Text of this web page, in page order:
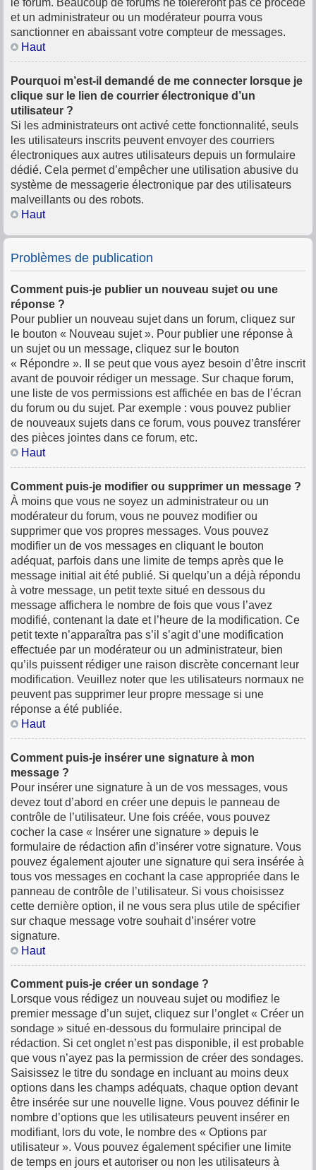
le forum. Beaucoup de forums ne toléreront pas ce procédé
et un administrateur ou un modérateur pourra vous
sanctionner en abaissant votre compteur de messages.
Haut
Pourquoi m’est-il demandé de me connecter lorsque je
clique sur le lien de courrier électronique d’un
utilisateur ?
Si les administrateurs ont activé cette fonctionnalité, seuls
les utilisateurs inscrits peuvent envoyer des courriers
électroniques aux autres utilisateurs depuis un formulaire
dédié. Cela permet d’empêcher une utilisation abusive du
système de messagerie électronique par des utilisateurs
malveillants ou des robots.
Haut
Problèmes de publication
Comment puis-je publier un nouveau sujet ou une
réponse ?
Pour publier un nouveau sujet dans un forum, cliquez sur
le bouton « Nouveau sujet ». Pour publier une réponse à
un sujet ou un message, cliquez sur le bouton
« Répondre ». Il se peut que vous ayez besoin d’être inscrit
avant de pouvoir rédiger un message. Sur chaque forum,
une liste de vos permissions est affichée en bas de l’écran
du forum ou du sujet. Par exemple : vous pouvez publier
de nouveaux sujets dans ce forum, vous pouvez transférer
des pièces jointes dans ce forum, etc.
Haut
Comment puis-je modifier ou supprimer un message ?
À moins que vous ne soyez un administrateur ou un
modérateur du forum, vous ne pouvez modifier ou
supprimer que vos propres messages. Vous pouvez
modifier un de vos messages en cliquant le bouton
adéquat, parfois dans une limite de temps après que le
message initial ait été publié. Si quelqu’un a déjà répondu
à votre message, un petit texte situé en dessous du
message affichera le nombre de fois que vous l’avez
modifié, contenant la date et l’heure de la modification. Ce
petit texte n’apparaîtra pas s’il s’agit d’une modification
effectuée par un modérateur ou un administrateur, bien
qu’ils puissent rédiger une raison discrète concernant leur
modification. Veuillez noter que les utilisateurs normaux ne
peuvent pas supprimer leur propre message si une
réponse a été publiée.
Haut
Comment puis-je insérer une signature à mon
message ?
Pour insérer une signature à un de vos messages, vous
devez tout d’abord en créer une depuis le panneau de
contrôle de l’utilisateur. Une fois créée, vous pouvez
cocher la case « Insérer une signature » depuis le
formulaire de rédaction afin d’insérer votre signature. Vous
pouvez également ajouter une signature qui sera insérée à
tous vos messages en cochant la case appropriée dans le
panneau de contrôle de l’utilisateur. Si vous choisissez
cette dernière option, il ne vous sera plus utile de spécifier
sur chaque message votre souhait d’insérer votre
signature.
Haut
Comment puis-je créer un sondage ?
Lorsque vous rédigez un nouveau sujet ou modifiez le
premier message d’un sujet, cliquez sur l’onglet « Créer un
sondage » situé en-dessous du formulaire principal de
rédaction. Si cet onglet n’est pas disponible, il est probable
que vous n’ayez pas la permission de créer des sondages.
Saisissez le titre du sondage en incluant au moins deux
options dans les champs adéquats, chaque option devant
être insérée sur une nouvelle ligne. Vous pouvez définir le
nombre d’options que les utilisateurs peuvent insérer en
modifiant, lors du vote, le nombre des « Options par
utilisateur ». Vous pouvez également spécifier une limite
de temps en jours et autoriser ou non les utilisateurs à